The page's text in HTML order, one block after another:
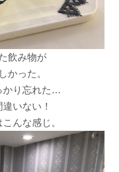
飲み物が
かった。
かり忘れた…
いない！
んな感じ。